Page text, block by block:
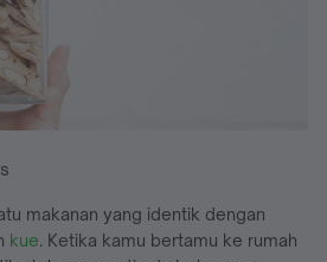
makanan yang identik dengan
kue. Ketika kamu bertamu ke rumah